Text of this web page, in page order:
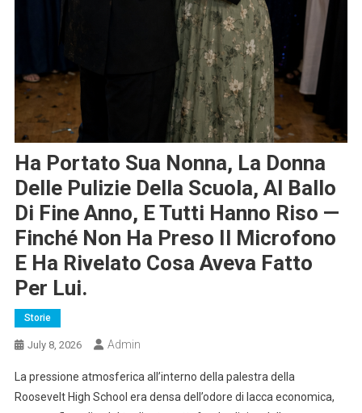
Ha Portato Sua Nonna, La Donna
Delle Pulizie Della Scuola, Al Ballo
Di Fine Anno, E Tutti Hanno Riso —
Finché Non Ha Preso Il Microfono
E Ha Rivelato Cosa Aveva Fatto
Per Lui.
Storie
July 8, 2026 Admin
La pressione atmosferica all’interno della palestra della
Roosevelt High School era densa dell’odore di lacca economica,